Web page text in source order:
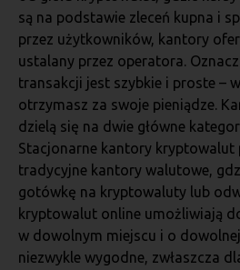
są na podstawie zleceń kupna i
przez użytkowników, kantory
ustalany przez operatora.
transakcji jest szybkie i proste –
otrzymasz za swoje pieniądze.
dzielą się na dwie główne
Stacjonarne kantory kryptowalut
tradycyjne kantory walutowe,
gotówkę na kryptowaluty lub
kryptowalut online umożliwiają
w dowolnym miejscu i o
niezwykle wygodne, zwłaszcza